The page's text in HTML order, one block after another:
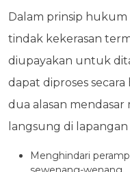
Dalam prinsip hukum
tindak kekerasan
diupayakan untuk
dapat diproses
dua alasan
langsung di
Menghindari